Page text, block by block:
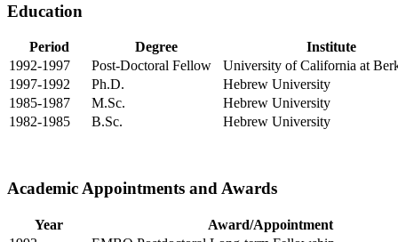
Education
Period Degree
Institute
1992-1997
Post-Doctoral Fellow
University of California at
1997-1992
Ph.D.
Hebrew University
1985-1987
M.Sc.
Hebrew University
1982-1985
B.Sc. Hebrew University
Academic Appointments and Awards
Year
Award/Appointment